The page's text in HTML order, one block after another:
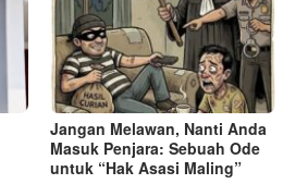
Jangan Melawan, Nanti Anda
Masuk Penjara: Sebuah Ode
untuk “Hak Asasi Maling”